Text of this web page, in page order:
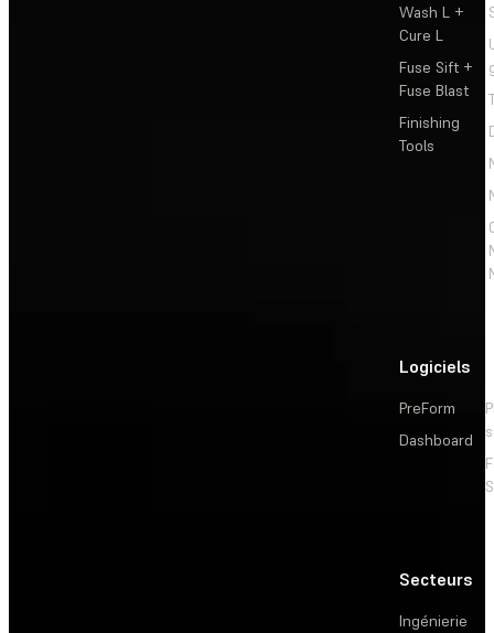
Wash L +
Cure L
Fuse Sift +
Fuse Blast
Finishing
Tools
Logiciels
PreForm
Dashboard
Secteurs
Ingénierie